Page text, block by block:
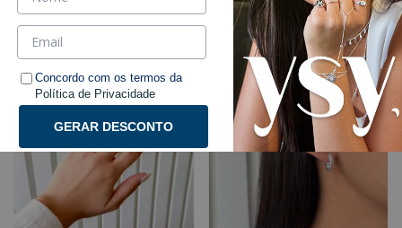
Talvez você se interesse pelos seguintes produtos.
Concordo com os termos da
Política de Privacidade
GERAR DESCONTO